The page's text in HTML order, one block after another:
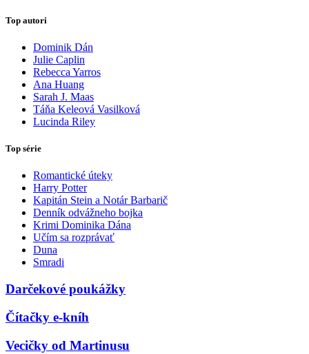
Top autori
Dominik Dán
Julie Caplin
Rebecca Yarros
Ana Huang
Sarah J. Maas
Táňa Keleová Vasilková
Lucinda Riley
Top série
Romantické úteky
Harry Potter
Kapitán Stein a Notár Barbarič
Denník odvážneho bojka
Krimi Dominika Dána
Učím sa rozprávať
Duna
Smradi
Darčekové poukážky
Čítačky e-kníh
Vecičky od Martinusu